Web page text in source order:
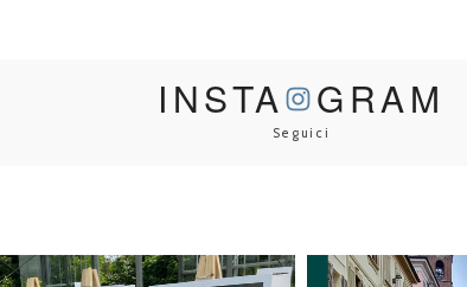
INSTA GRAM
Seguici